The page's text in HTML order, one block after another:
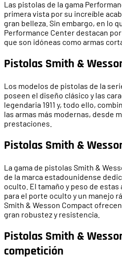
Las pistolas de la gama
primera vista por su increíble
gran belleza. Sin embargo, en lo
Performance Center destacan
que son idóneas como armas
Pistolas Smith &
Los modelos de pistolas de la
poseen el diseño clásico y las
legendaria 1911 y, todo ello,
las armas más modernas, desde
prestaciones.
Pistolas Smith &
La gama de pistolas Smith &
de la marca estadounidense
oculto. El tamaño y peso de
para el porte oculto y un manejo
Smith & Wesson Compact
gran robustez y resistencia.
Pistolas Smith &
competición